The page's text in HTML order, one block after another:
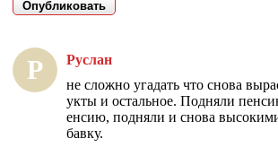
Р Руслан
не сложно угадать что снова
укты и остальное. Подняли
енсию, подняли и снова
бавку.